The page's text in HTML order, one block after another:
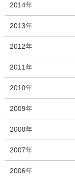
2014年
2013年
2012年
2011年
2010年
2009年
2008年
2007年
2006年